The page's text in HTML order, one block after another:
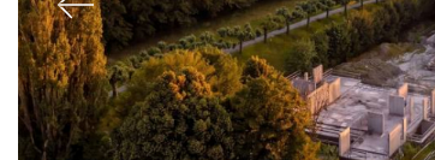
Louer
International
Previous